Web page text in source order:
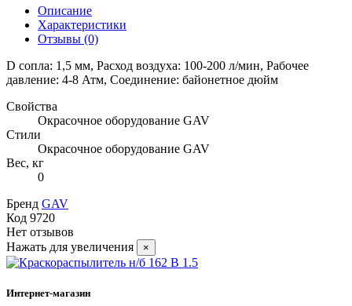
Описание
Характеристики
Отзывы (0)
D сопла: 1,5 мм, Расход воздуха: 100-200 л/мин, Рабочее
давление: 4-8 Атм, Соединение: байонетное дюйм
Свойства
Окрасочное оборудование GAV
Стили
Окрасочное оборудование GAV
Вес, кг
0
Бренд GAV
Код 9720
Нет отзывов
Нажать для увеличения
×
Интернет-магазин